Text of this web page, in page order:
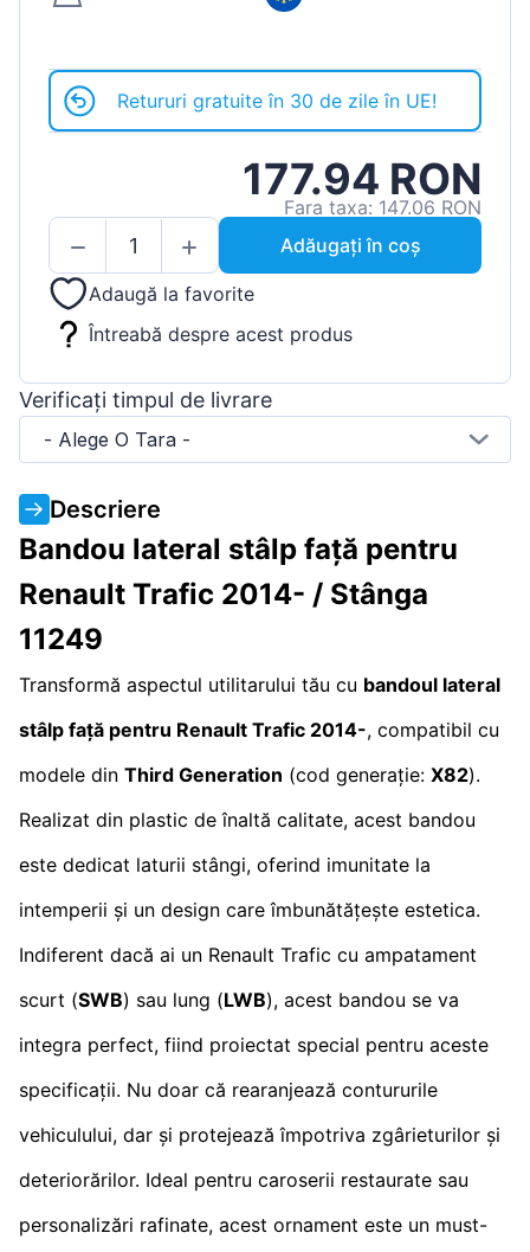
Retururi gratuite în 30 de zile în UE!
177.94 RON
Fara taxa: 147.06 RON
Adăugați în coș
Adaugă la favorite
Întreabă despre acest produs
Verificați timpul de livrare
- Alege O Tara -
Descriere
Bandou lateral stâlp față pentru
Renault Trafic 2014- / Stânga
11249
Transformă aspectul utilitarului tău cu bandoul lateral
stâlp față pentru Renault Trafic 2014-, compatibil cu
modele din Third Generation (cod generație: X82).
Realizat din plastic de înaltă calitate, acest bandou
este dedicat laturii stângi, oferind imunitate la
intemperii și un design care îmbunătățește estetica.
Indiferent dacă ai un Renault Trafic cu ampatament
scurt (SWB) sau lung (LWB), acest bandou se va
integra perfect, fiind proiectat special pentru aceste
specificații. Nu doar că rearanjează contururile
vehiculului, dar și protejează împotriva zgârieturilor și
deteriorărilor. Ideal pentru caroserii restaurate sau
personalizări rafinate, acest ornament este un must-